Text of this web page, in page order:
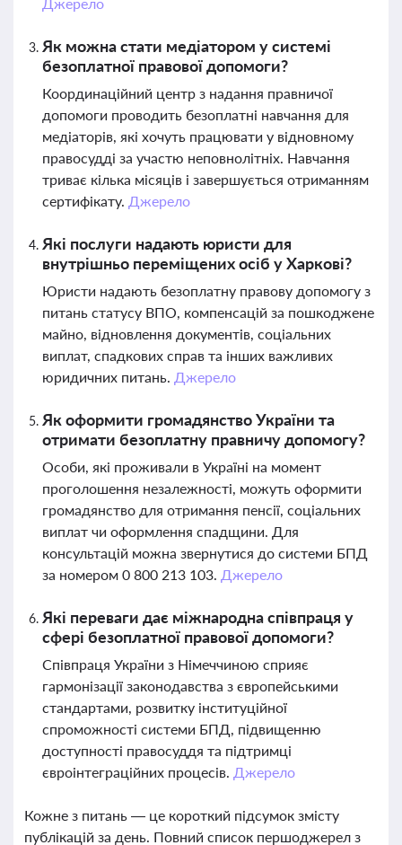
Як можна стати медіатором у системі
безоплатної правової допомоги?
Координаційний центр з надання правничої
допомоги проводить безоплатні навчання для
медіаторів, які хочуть працювати у відновному
правосудді за участю неповнолітніх. Навчання
триває кілька місяців і завершується отриманням
сертифікату. Джерело
Які послуги надають юристи для
внутрішньо переміщених осіб у Харкові?
Юристи надають безоплатну правову допомогу з
питань статусу ВПО, компенсацій за пошкоджене
майно, відновлення документів, соціальних
виплат, спадкових справ та інших важливих
юридичних питань. Джерело
Як оформити громадянство України та
отримати безоплатну правничу допомогу?
Особи, які проживали в Україні на момент
проголошення незалежності, можуть оформити
громадянство для отримання пенсії, соціальних
виплат чи оформлення спадщини. Для
консультацій можна звернутися до системи БПД
за номером 0 800 213 103. Джерело
Які переваги дає міжнародна співпраця у
сфері безоплатної правової допомоги?
Співпраця України з Німеччиною сприяє
гармонізації законодавства з європейськими
стандартами, розвитку інституційної
спроможності системи БПД, підвищенню
доступності правосуддя та підтримці
євроінтеграційних процесів. Джерело
Кожне з питань — це короткий підсумок змісту
публікацій за день. Повний список першоджерел з